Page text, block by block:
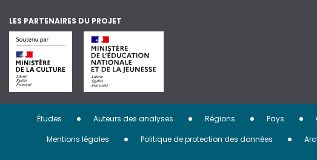
LES PARTENAIRES DU PROJET
Menu
Pied
Études Auteurs des analyses Régions Pays
Mentions légales
Politique de protection des données